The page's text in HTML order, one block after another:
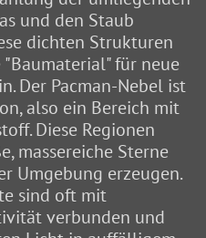
und den Staub
dichten Strukturen
für neue
Der Pacman-Nebel ist
also ein Bereich mit
Diese Regionen
massereiche Sterne
Umgebung erzeugen.
sind oft mit
verbunden und